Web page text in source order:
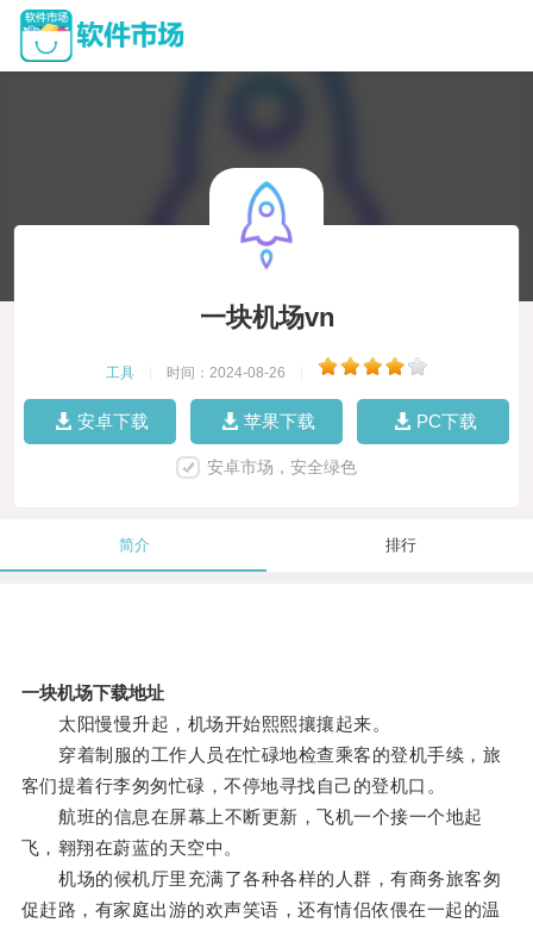
一块机场vn
工具 时间：2024-08-26
安卓下载 苹果下载 PC下载
安卓市场，安全绿色
简介 排行
一块机场下载地址
太阳慢慢升起，机场开始熙熙攘攘起来。
穿着制服的工作人员在忙碌地检查乘客的登机手续，旅
客们提着行李匆匆忙碌，不停地寻找自己的登机口。
航班的信息在屏幕上不断更新，飞机一个接一个地起
飞，翱翔在蔚蓝的天空中。
机场的候机厅里充满了各种各样的人群，有商务旅客匆
促赶路，有家庭出游的欢声笑语，还有情侣依偎在一起的温